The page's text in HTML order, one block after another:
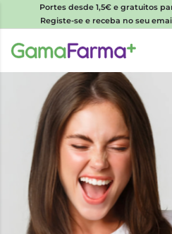
Portes desde 1,5€ e gratuitos
Registe-se e receba no seu